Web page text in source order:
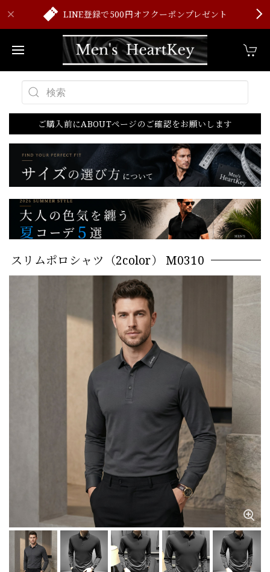
LINE登録で500円オフクーポンプレゼント
ご購入前にABOUTページのご確認をお願いします
スリムポロシャツ（2color） M0310